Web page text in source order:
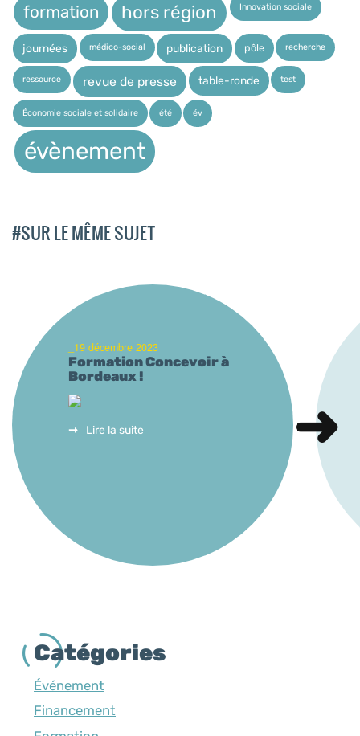
formation hors région Innovation sociale
journées médico-social publication pôle recherche
ressource revue de presse table-ronde test
Économie sociale et solidaire été év
évènement
#SUR LE MÊME SUJET
_19 décembre 2023
Formation Concevoir à
Bordeaux !
Lire la suite
Catégories
Événement
Financement